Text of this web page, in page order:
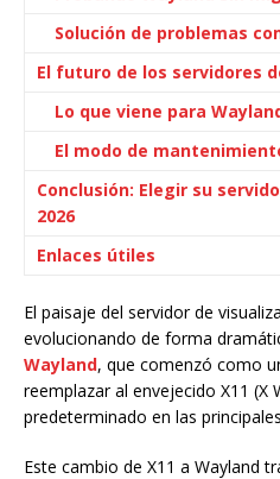
Solución de problemas
El futuro de los servidores
Lo que viene para
El modo de
Conclusión: Elegir su
2026
Enlaces útiles
El paisaje del servidor de
evolucionando de forma
Wayland, que comenzó como
reemplazar al envejecido X11 (X
predeterminado en las
Este cambio de X11 a Wayland